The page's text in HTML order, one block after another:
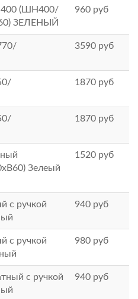
(ШН400/
ЗЕЛЕНЫЙ
960 руб
3590 руб
1870 руб
1870 руб
Зелеый
1520 руб
с ручкой
940 руб
с ручкой
980 руб
с ручкой
940 руб